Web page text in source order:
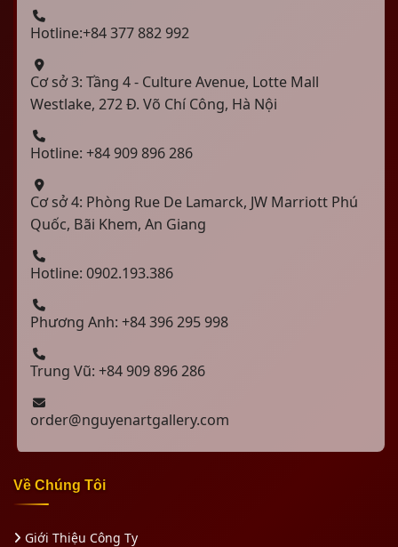
Hotline:+84 377 882 992
Cơ sở 3: Tầng 4 - Culture Avenue, Lotte Mall
Westlake, 272 Đ. Võ Chí Công, Hà Nội
Hotline: +84 909 896 286
Cơ sở 4: Phòng Rue De Lamarck, JW Marriott Phú
Quốc, Bãi Khem, An Giang
Hotline: 0902.193.386
Phương Anh: +84 396 295 998
Trung Vũ: +84 909 896 286
order@nguyenartgallery.com
Về Chúng Tôi
Giới Thiệu Công Ty